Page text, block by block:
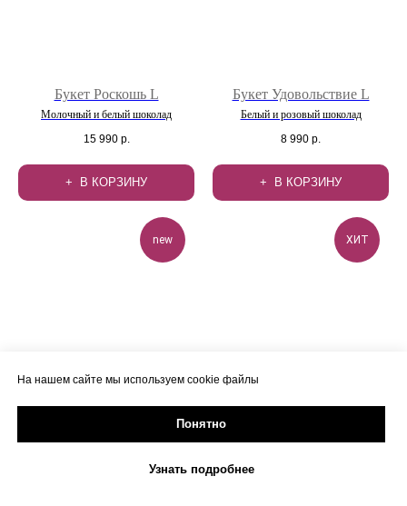
Букет Роскошь L
Молочный и белый шоколад
15 990 р.
В КОРЗИНУ
Букет Удовольствие L
Белый и розовый шоколад
8 990 р.
В КОРЗИНУ
new ХИТ
На нашем сайте мы используем cookie файлы
Понятно
Узнать подробнее